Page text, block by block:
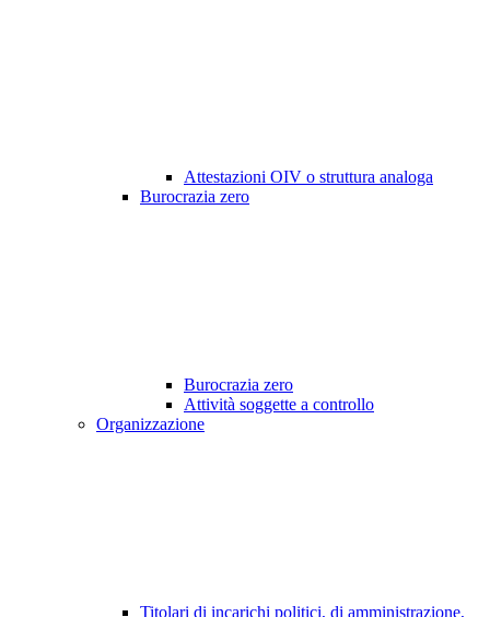
Attestazioni OIV o struttura analoga
Burocrazia zero
Burocrazia zero
Attività soggette a controllo
Organizzazione
Titolari di incarichi politici, di amministrazione,